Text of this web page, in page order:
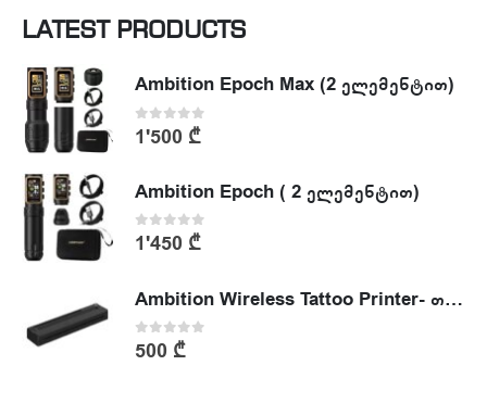
LATEST PRODUCTS
Ambition Epoch Max (2 ელემენტით)
0out of 5
1'500 ₾
Ambition Epoch ( 2 ელემენტით)
0out of 5
1'450 ₾
Ambition Wireless Tattoo Printer- თერმული პრინტერი
0out of 5
500 ₾